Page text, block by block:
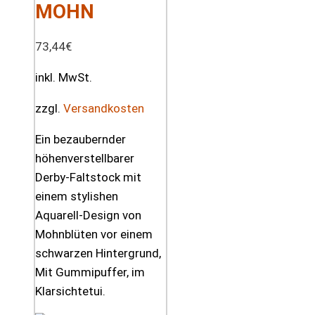
MOHN
73,44€
inkl. MwSt.
zzgl. Versandkosten
Ein bezaubernder
höhenverstellbarer
Derby-Faltstock mit
einem stylishen
Aquarell-Design von
Mohnblüten vor einem
schwarzen Hintergrund,
Mit Gummipuffer, im
Klarsichtetui.